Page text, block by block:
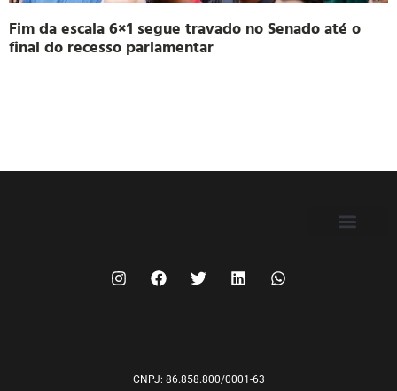
Fim da escala 6×1 segue travado no Senado até o
final do recesso parlamentar
CNPJ: 86.858.800/0001-63